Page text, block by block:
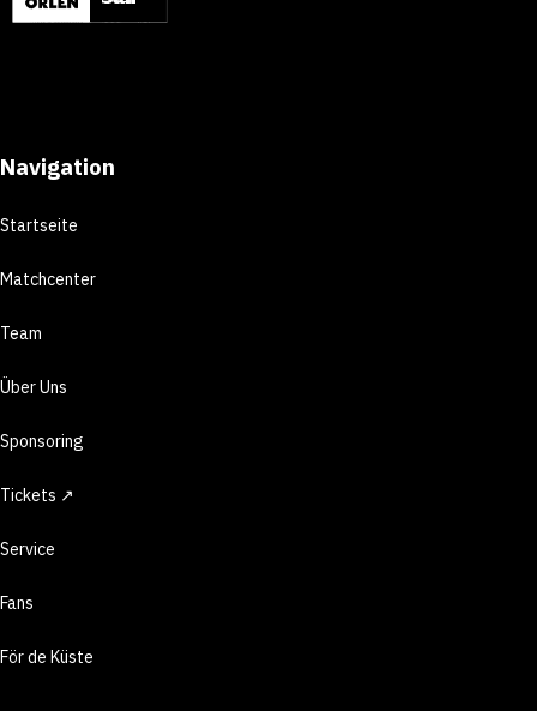
Navigation
Startseite
Matchcenter
Team
Über Uns
Sponsoring
Tickets ↗
Service
Fans
För de Küste